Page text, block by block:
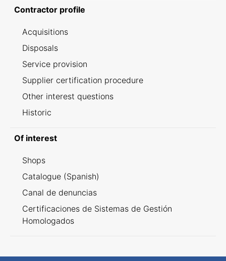
Contractor profile
Acquisitions
Disposals
Service provision
Supplier certification procedure
Other interest questions
Historic
Of interest
Shops
Catalogue (Spanish)
Canal de denuncias
Certificaciones de Sistemas de Gestión
Homologados